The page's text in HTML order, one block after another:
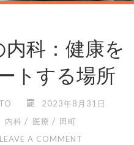
内科：健康を
トする場所
2023年8月31日
内科 / 医療 / 田町
LEAVE A COMMENT